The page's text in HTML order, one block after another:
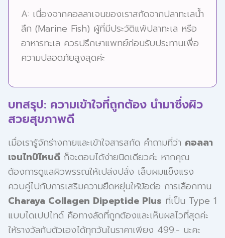
A: เนื่องจากคอลลาเจนของเราสกัดจากปลาทะเลน้ำ
ลึก (Marine Fish) ผู้ที่มีประวัติแพ้ปลาทะเล หรือ
อาหารทะเล ควรปรึกษาแพทย์ก่อนรับประทานเพื่อ
ความปลอดภัยสูงสุดค่ะ
บทสรุป: ความเข้าใจที่ถูกต้อง นำมาซึ่งผิว
สวยสุขภาพดี
เมื่อเรารู้จักร่างกายและเข้าใจสารสกัด คำถามที่ว่า คอลลา
เจนไทป์ไหนดี ก็จะตอบได้ง่ายนิดเดียวค่ะ หากคุณ
ต้องการดูแลผิวพรรณให้เปล่งปลั่ง เล็บผมแข็งแรง
ควบคู่ไปกับการเสริมความยืดหยุ่นให้ข้อต่อ การเลือกทาน
Charaya Collagen Dipeptide Plus ที่เป็น Type 1
แบบไดเปปไทด์ คือทางลัดที่ถูกต้องและเห็นผลไวที่สุดค่ะ
ให้รางวัลกับตัวเองได้ทุกวันในราคาเพียง 499.- นะคะ